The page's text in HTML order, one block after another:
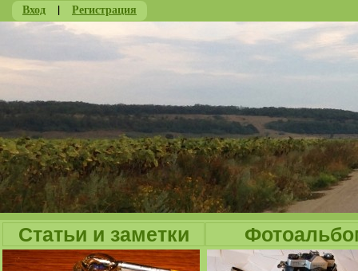
Вход | Регистрация
Статьи и заметки